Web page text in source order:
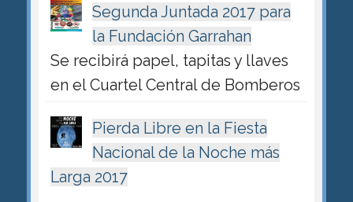
Segunda Juntada 2017 para
la Fundación Garrahan
Se recibirá papel, tapitas y llaves
en el Cuartel Central de Bomberos
Pierda Libre en la Fiesta
Nacional de la Noche más
Larga 2017